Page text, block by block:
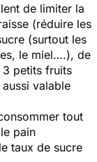
de limiter la
(réduire les
(surtout les
le miel….), de
petits fruits
valable
tout
pain
taux de sucre